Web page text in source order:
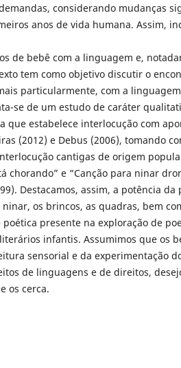
considerando mudanças
anos de vida humana. Assim,
de bebê com a linguagem e,
tem como objetivo discutir o
particularmente, com a
se de um estudo de caráter
que estabelece interlocução com
(2012) e Debus (2006), tomando
cantigas de origem
chorando” e “Canção para ninar
Destacamos, assim, a potência da
os brincos, as quadras, bem
presente na exploração de
infantis. Assumimos que os
sensorial e da experimentação
de linguagens e de direitos,
os cerca.